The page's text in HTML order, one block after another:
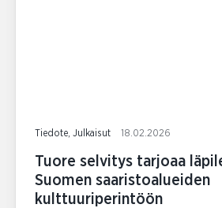
Tiedote, Julkaisut 18.02.2026
Tuore selvitys tarjoaa
Suomen saaristoalueiden
kulttuuriperintöön